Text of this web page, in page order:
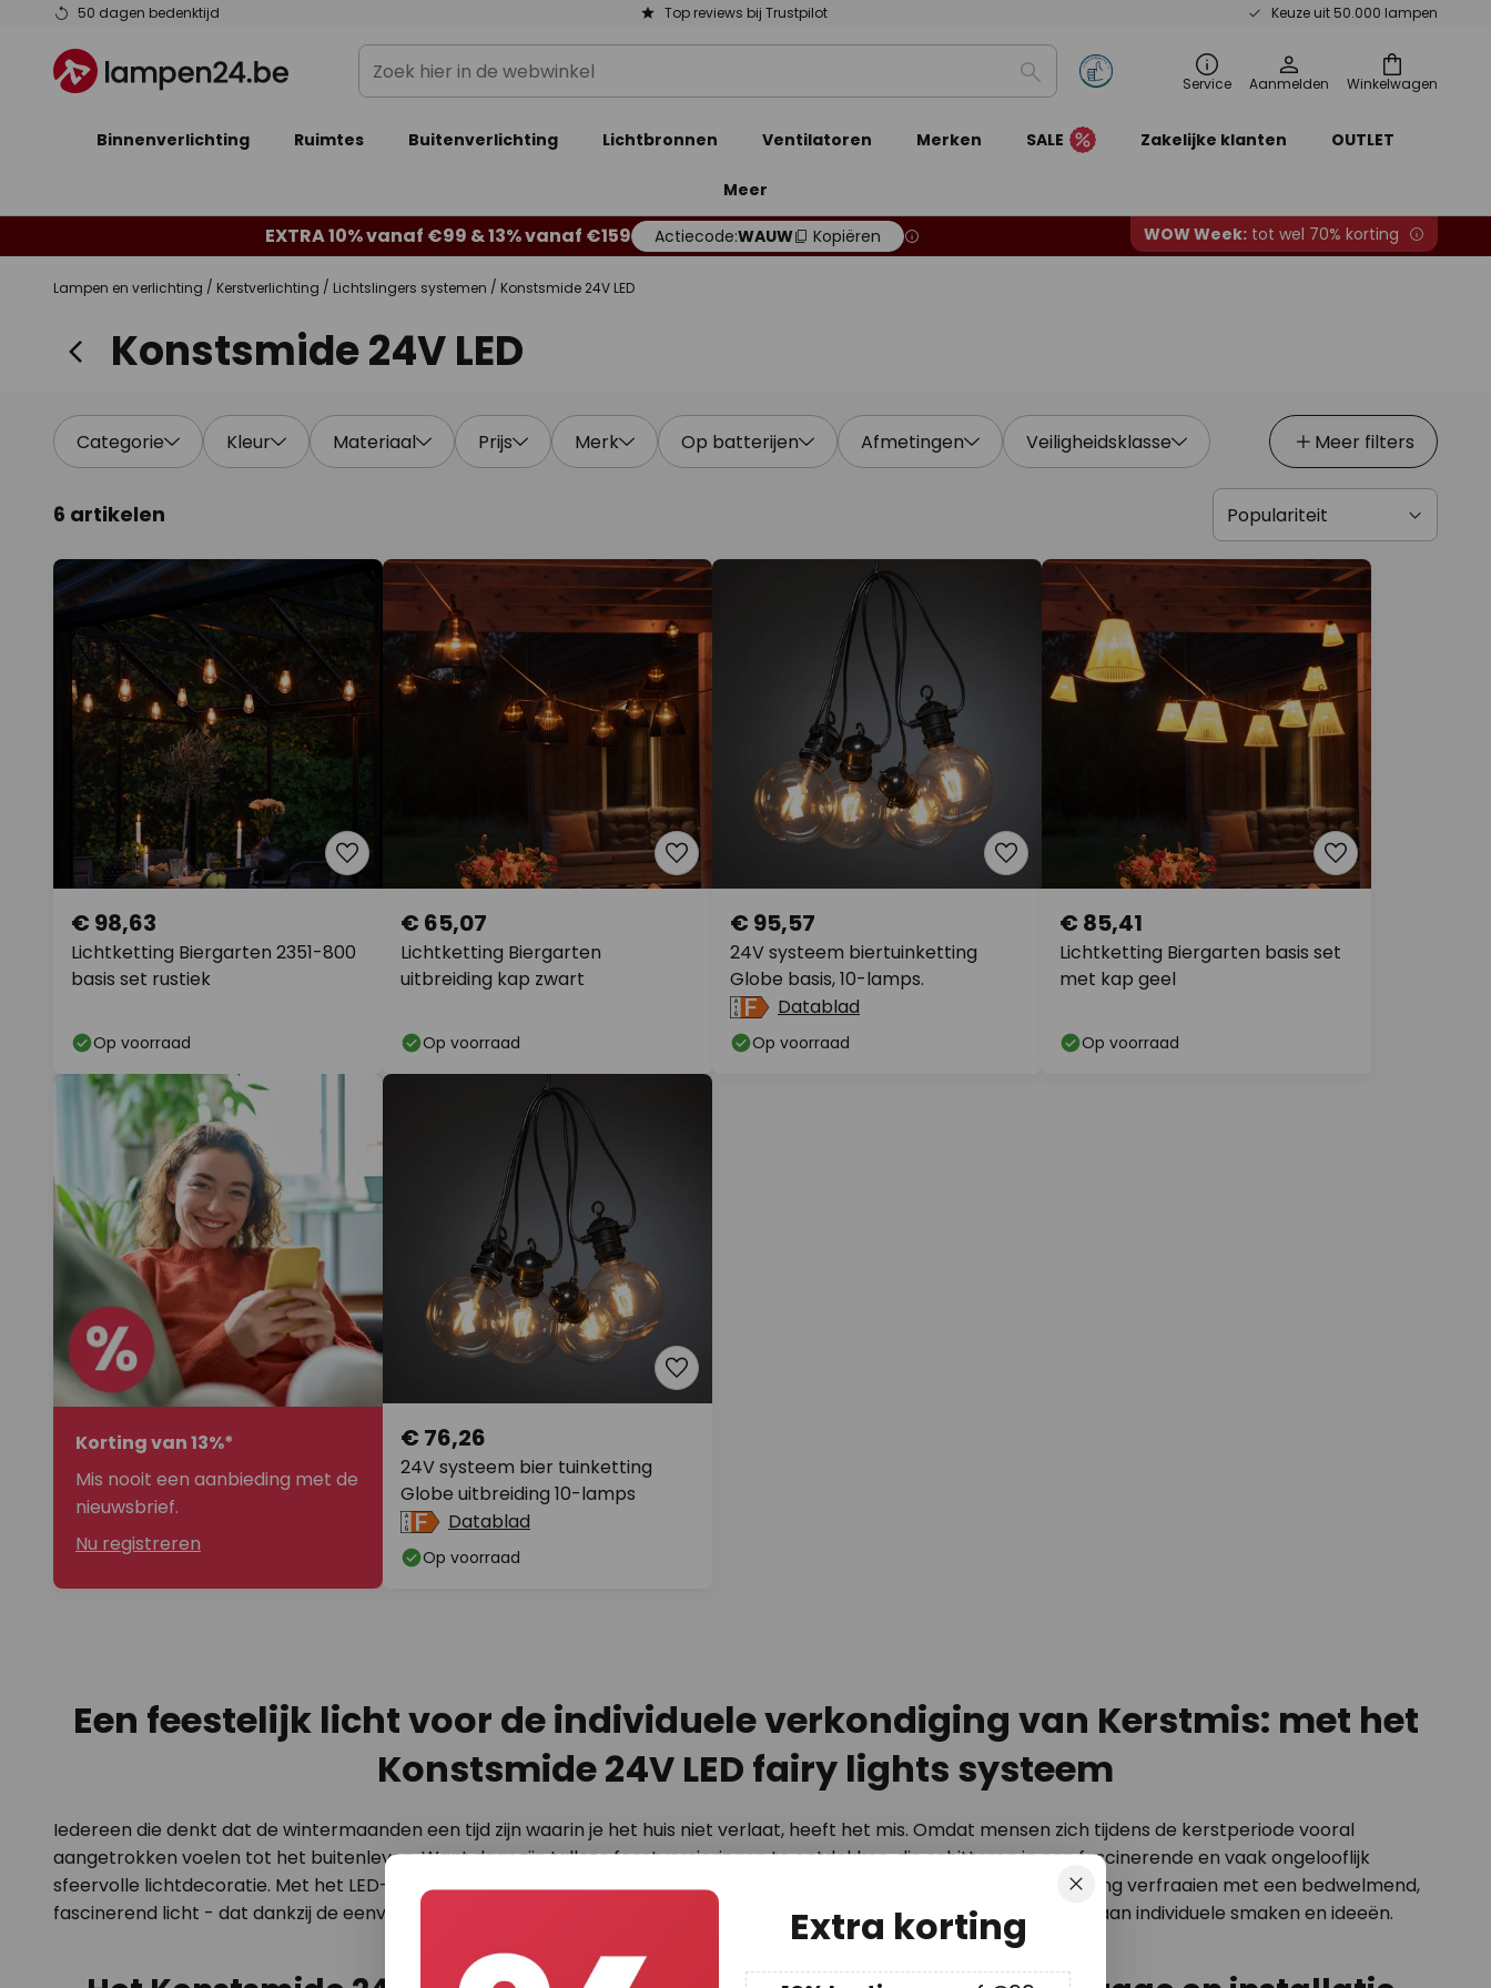
50 dagen bedenktijd Top reviews bij Trustpilot Keuze uit 50.000 lampen
Ga
de
inhoud
Winkelwagen
Zoek
hier
de
Zoeken Service Aanmelden
Binnenverlichting Ruimtes Buitenverlichting Lichtbronnen Ventilatoren Merken SALE Zakelijke klanten OUTLET
Meer
EXTRA 10% vanaf €99 & 13% vanaf €159 Actiecode:WAUW Kopiëren WOW Week: tot wel 70% korting
Lampen en verlichting Kerstverlichting Lichtslingers systemen Konstsmide 24V LED
Konstsmide 24V LED
Categorie Kleur Materiaal Prijs Merk Op batterijen Afmetingen Veiligheidsklasse Meer filters
6 artikelen
Lichtketting Biergarten 2351-800
basis set rustiek
€ 98,63
Op voorraad
Lichtketting Biergarten
uitbreiding kap zwart
€ 65,07
Op voorraad
24V systeem biertuinketting
Globe basis, 10-lamps.
€ 95,57
Datablad
Op voorraad
Lichtketting Biergarten basis set
met kap geel
€ 85,41
Op voorraad
Korting van 13%*
Mis nooit een aanbieding met de
nieuwsbrief.
Nu registreren
24V systeem bier tuinketting
Globe uitbreiding 10-lamps
€ 76,26
Datablad
Op voorraad
Een feestelijk licht voor de individuele verkondiging van Kerstmis: met het
Konstsmide 24V LED fairy lights systeem
Iedereen die denkt dat de wintermaanden een tijd zijn waarin je het huis niet verlaat, heeft het mis. Omdat mensen zich tijdens de kerstperiode vooral
aangetrokken voelen tot het buitenleven. Want daar zijn talloze feestversieringen te ontdekken, die schitteren in een fascinerende en vaak ongelooflijk
sfeervolle lichtdecoratie. Met het LED-lichtkettingsysteem Konstsmide 24V kunt u de gevel en objecten in uw eigen woning verfraaien met een bedwelmend,
fascinerend licht - dat dankzij de eenvoudige installatie en eenvoudige uitbreidbaarheid perfect kan worden aangepast aan individuele smaken en ideeën.
Sluiten
Extra korting